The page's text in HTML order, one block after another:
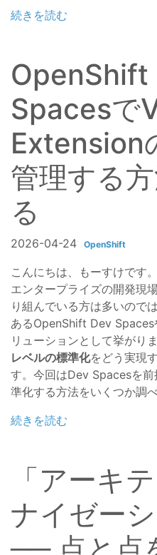
続きを読む
OpenShift
Spacesで
Extension
管理する
る
2026-04-24 OpenShift
こんにちは、もーすけです。
エンタープライズの開発現
り組んでいる方は多いので
あるOpenShift Dev
リューションとして挙がりま
レベルの標準化をどう実現
す。今回はDev Spacesを
準化する方法をいくつか調
続きを読む
「アーキ
ナイゼー